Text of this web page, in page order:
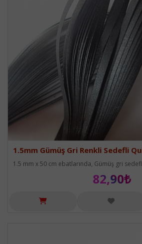
1.5mm Gümüş Gri Renkli Sedefli
1.5 mm x 50 cm ebatlarında, Gümüş gri
82,90₺